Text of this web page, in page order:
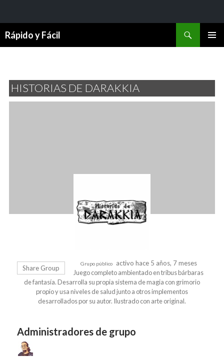
Rápido y Fácil
HISTORIAS DE DARAKKIA
Share Group
Grupo público
activo hace 5 años, 7 meses
Juego completo ambientado en tribus bárbaras
de fantasía. Desarrolla su propia sistema de magia con grimorio
propio y usa niveles de salud junto a otros implementos
desarrollados por su autor. Ilustrado con arte original.
Administradores de grupo